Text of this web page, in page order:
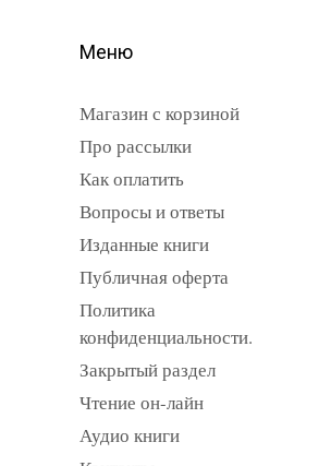
Меню
Магазин с корзиной
Про рассылки
Как оплатить
Вопросы и ответы
Изданные книги
Публичная оферта
Политика
конфиденциальности.
Закрытый раздел
Чтение он-лайн
Аудио книги